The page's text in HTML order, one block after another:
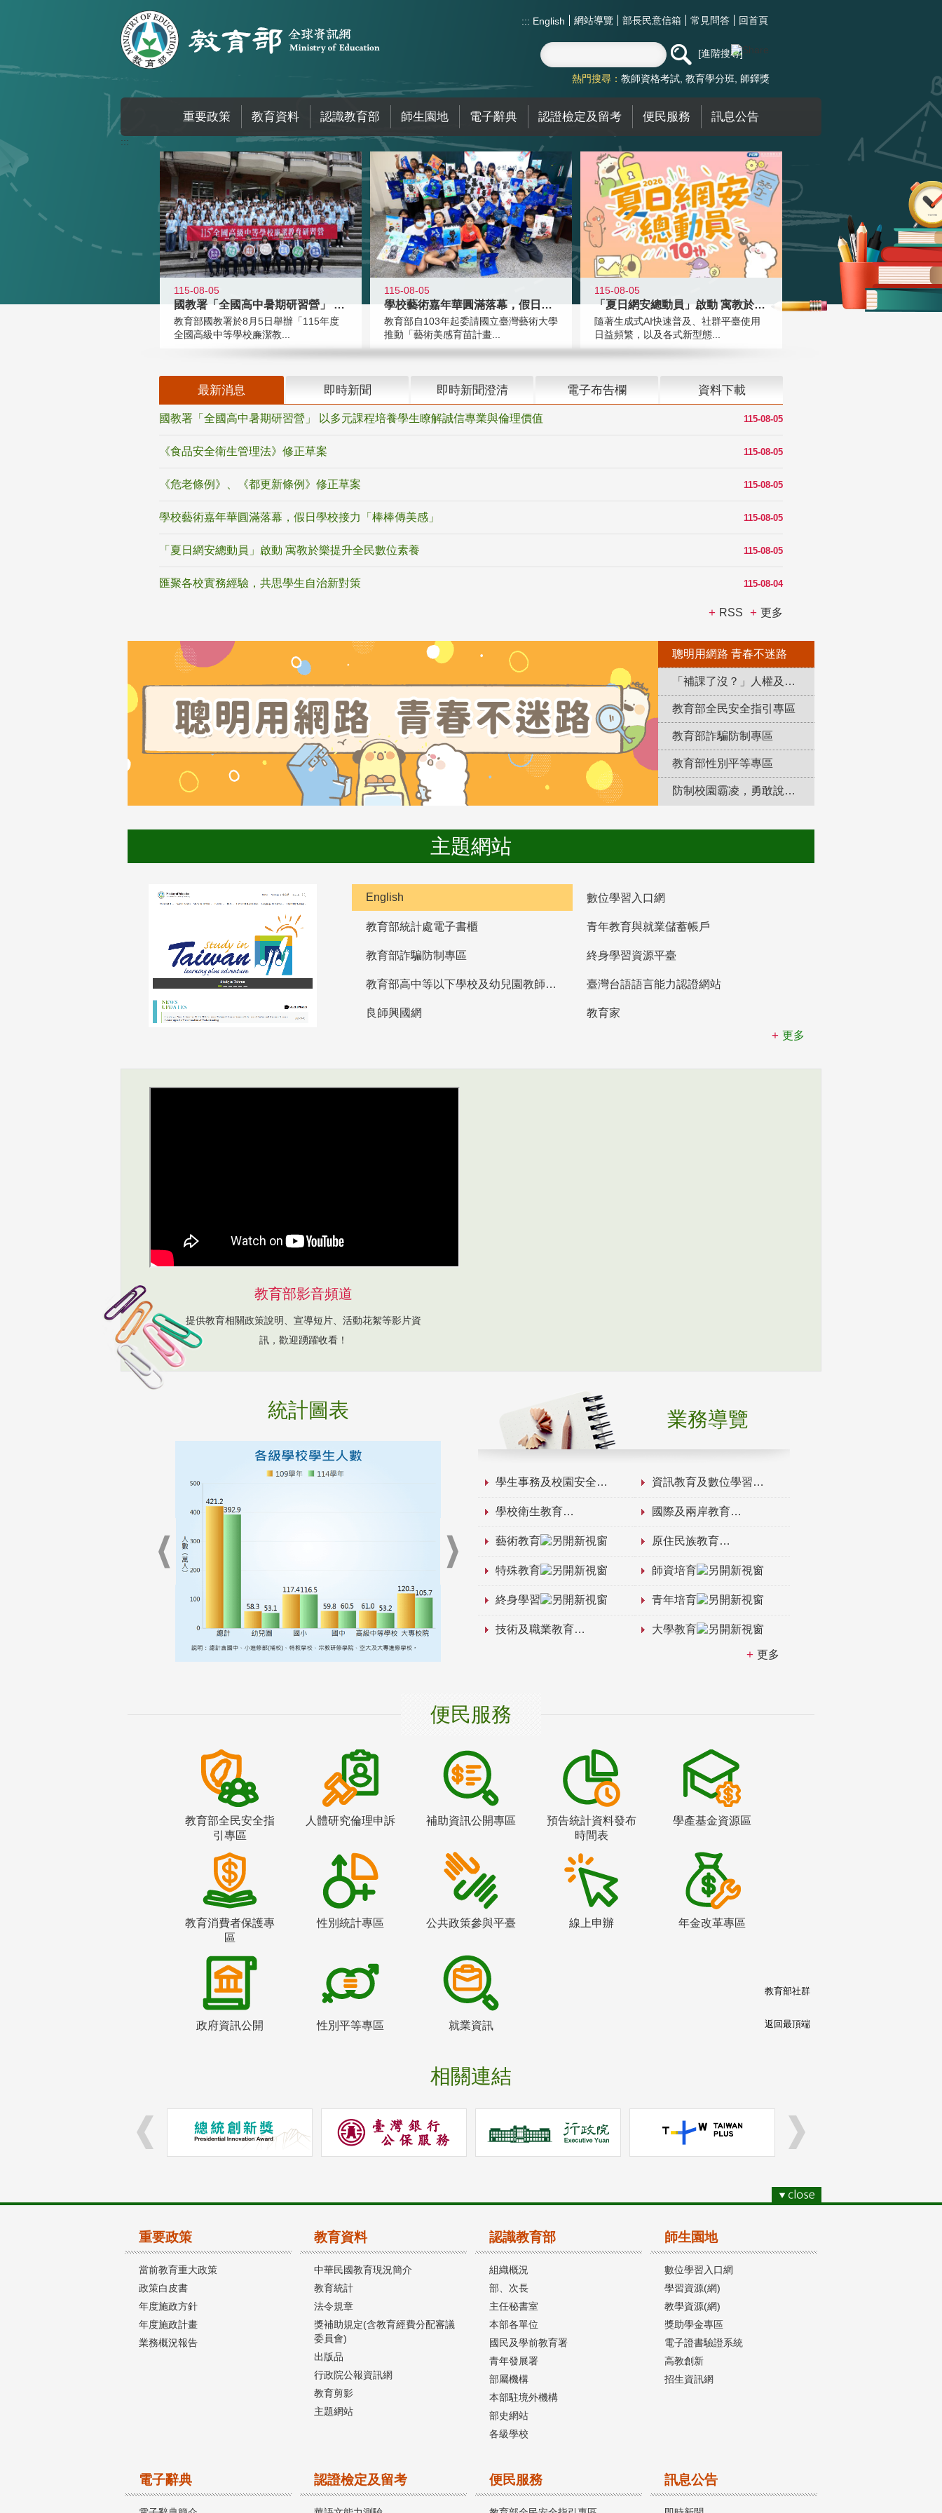
::: English 網站導覽 部長民意信箱 常見問答 回首頁
進階搜尋
熱門搜尋： 教師資格考試 教育學分班 師鐸獎
重要政策 教育資料 認識教育部 師生園地 電子辭典 認證檢定及留考 便民服務 訊息公告
:::
115-08-05
國教署「全國高中暑期研習營」 以多
教育部國教署於8月5日舉辦「115年度
全國高級中等學校廉潔教...
115-08-05
學校藝術嘉年華圓滿落幕，假日學校接
教育部自103年起委請國立臺灣藝術大學
推動「藝術美感育苗計畫...
115-08-05
「夏日網安總動員」啟動 寓教於樂提
隨著生成式AI快速普及、社群平臺使用
日益頻繁，以及各式新型態...
最新消息 即時新聞 即時新聞澄清 電子布告欄 資料下載
115-08-05
國教署「全國高中暑期研習營」 以多元課程培養學生瞭解誠信專業與倫理價值
115-08-05
《食品安全衛生管理法》修正草案
115-08-05
《危老條例》、《都更新條例》修正草案
115-08-05
學校藝術嘉年華圓滿落幕，假日學校接力「棒棒傳美感」
115-08-05
「夏日網安總動員」啟動 寓教於樂提升全民數位素養
115-08-04
匯聚各校實務經驗，共思學生自治新對策
RSS 更多
聰明用網路 青春不迷路
「補課了沒？」人權及轉型正義教育專區
教育部全民安全指引專區
教育部詐騙防制專區
教育部性別平等專區
防制校園霸凌，勇敢說出來！
主題網站
English 數位學習入口網
教育部統計處電子書櫃 青年教育與就業儲蓄帳戶
教育部詐騙防制專區 終身學習資源平臺
教育部高中等以下學校及幼兒園教師資格檢定考試 臺灣台語語言能力認證網站
良師興國網
教育家
更多
教育部影音頻道
提供教育相關政策說明、宣導短片、活動花絮等影片資
訊，歡迎踴躍收看！
統計圖表 業務導覽
學生事務及校園安全 資訊教育及數位學習
學校衛生教育 國際及兩岸教育
藝術教育 原住民族教育
特殊教育 師資培育
終身學習 青年培育
技術及職業教育 大學教育
更多
便民服務
教育部全民安全指
引專區
人體研究倫理申訴 補助資訊公開專區
預告統計資料發布
時間表
學產基金資源區
教育消費者保護專
區
性別統計專區 公共政策參與平臺 線上申辦 年金改革專區
政府資訊公開 性別平等專區 就業資訊
相關連結
教育部社群
返回最頂端
重要政策
當前教育重大政策
政策白皮書
年度施政方針
年度施政計畫
業務概況報告
教育資料
中華民國教育現況簡介
教育統計
法令規章
獎補助規定(含教育經費分配審議
委員會)
出版品
行政院公報資訊網
教育剪影
主題網站
認識教育部
組織概況
部、次長
主任秘書室
本部各單位
國民及學前教育署
青年發展署
部屬機構
本部駐境外機構
部史網站
各級學校
師生園地
數位學習入口網
學習資源(網)
教學資源(網)
獎助學金專區
電子證書驗證系統
高教創新
招生資訊網
電子辭典 認證檢定及留考 便民服務 訊息公告